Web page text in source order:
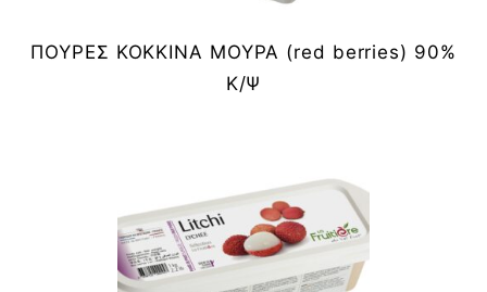
ΠΟΥΡΕΣ ΚΟΚΚΙΝΑ ΜΟΥΡΑ (red berries) 90%
Κ/Ψ